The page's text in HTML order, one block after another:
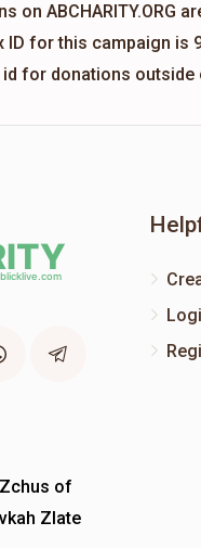
on ABCHARITY.ORG
ID for this campaign is
for donations outside
of
Zlate